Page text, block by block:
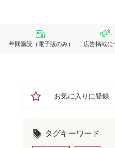
年間購読 （電子版のみ） 広告掲載に
お気に入りに登録
タグキーワード